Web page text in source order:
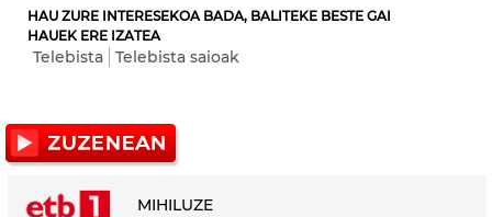
HAU ZURE INTERESEKOA BADA, BALITEKE BESTE GAI
HAUEK ERE IZATEA
Telebista Telebista saioak
MIHILUZE